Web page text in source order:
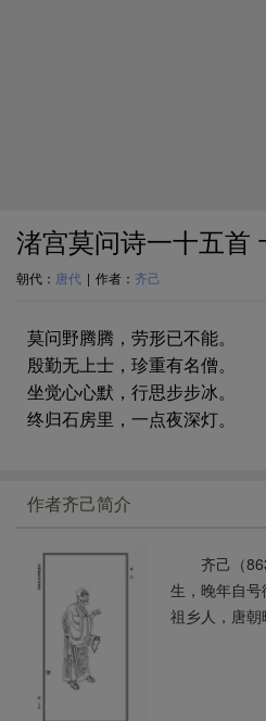
渚宫莫问诗一十五首
朝代： 唐代 | 作者： 齐己
莫问野腾腾，劳形已不能。
殷勤无上士，珍重有名僧。
坐觉心心默，行思步步冰。
终归石房里，一点夜深灯。
作者齐己简介
齐己（
生，晚年自
祖乡人，唐朝